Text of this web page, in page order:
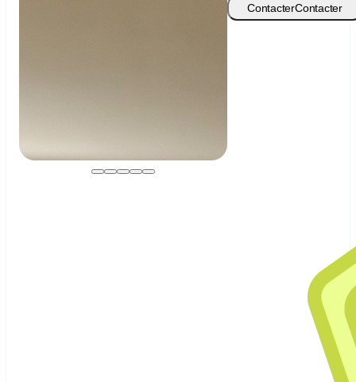
ContacterContacter